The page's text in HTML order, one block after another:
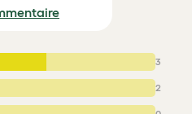
3
2